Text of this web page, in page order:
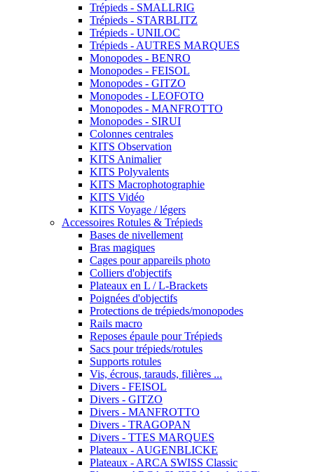
Trépieds - SMALLRIG
Trépieds - STARBLITZ
Trépieds - UNILOC
Trépieds - AUTRES MARQUES
Monopodes - BENRO
Monopodes - FEISOL
Monopodes - GITZO
Monopodes - LEOFOTO
Monopodes - MANFROTTO
Monopodes - SIRUI
Colonnes centrales
KITS Observation
KITS Animalier
KITS Polyvalents
KITS Macrophotographie
KITS Vidéo
KITS Voyage / légers
Accessoires Rotules & Trépieds
Bases de nivellement
Bras magiques
Cages pour appareils photo
Colliers d'objectifs
Plateaux en L / L-Brackets
Poignées d'objectifs
Protections de trépieds/monopodes
Rails macro
Reposes épaule pour Trépieds
Sacs pour trépieds/rotules
Supports rotules
Vis, écrous, tarauds, filières ...
Divers - FEISOL
Divers - GITZO
Divers - MANFROTTO
Divers - TRAGOPAN
Divers - TTES MARQUES
Plateaux - AUGENBLICKE
Plateaux - ARCA SWISS Classic